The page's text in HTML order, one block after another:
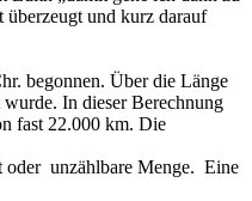
und kurz darauf
begonnen. Über die Länge
In dieser Berechnung
fast 22.000 km. Die
oder unzählbare Menge. Eine